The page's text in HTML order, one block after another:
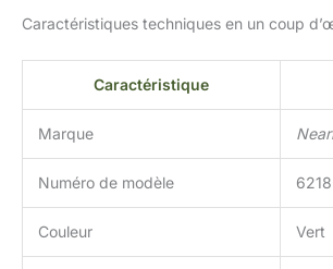
Caractéristiques techniques en un coup
Caractéristique
Marque
Numéro de modèle
Couleur Vert